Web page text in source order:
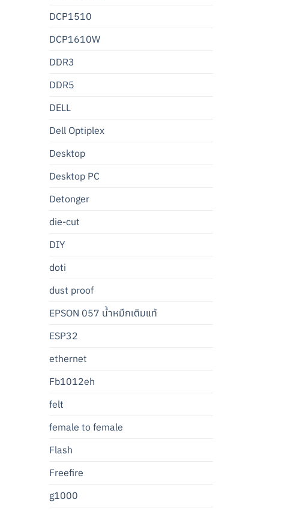
DCP1510
DCP1610W
DDR3
DDR5
DELL
Dell Optiplex
Desktop
Desktop PC
Detonger
die-cut
DIY
doti
dust proof
EPSON 057 น้ำหมึกเติมแท้
ESP32
ethernet
Fb1012eh
felt
female to female
Flash
Freefire
g1000